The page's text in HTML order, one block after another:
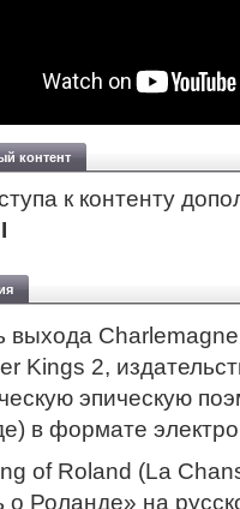
контент
к контенту
выхода
Kings 2,
эпическую
в формате
of Roland (La
о Роланде» на